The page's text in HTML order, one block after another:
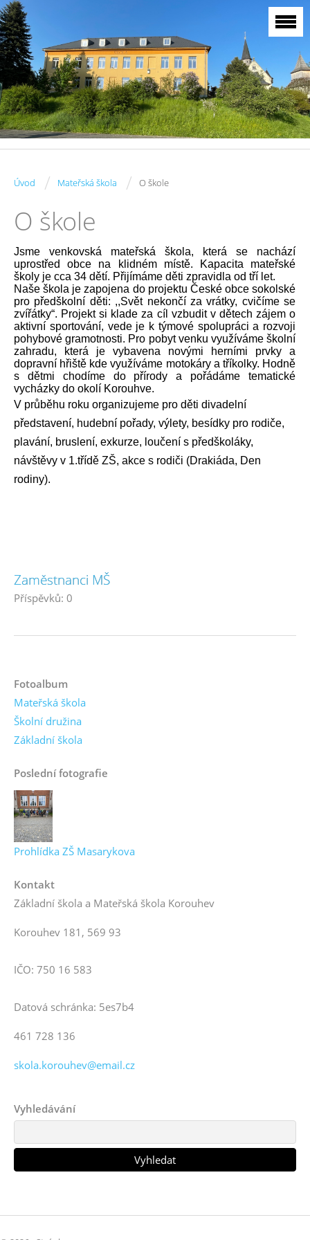
Úvod / Mateřská škola / O škole
O škole
Jsme venkovská mateřská škola, která se nachází
uprostřed obce na klidném místě. Kapacita mateřské
školy je cca 34 dětí. Přijímáme děti zpravidla od tří let.
Naše škola je zapojena do projektu České obce sokolské
pro předškolní děti: ,,Svět nekončí za vrátky, cvičíme se
zvířátky“. Projekt si klade za cíl vzbudit v dětech zájem o
aktivní sportování, vede je k týmové spolupráci a rozvoji
pohybové gramotnosti. Pro pobyt venku využíváme školní
zahradu, která je vybavena novými herními prvky a
dopravní hřiště kde využíváme motokáry a tříkolky. Hodně
s dětmi chodíme do přírody a pořádáme tematické
vycházky do okolí Korouhve.
V průběhu roku organizujeme pro děti divadelní
představení, hudební pořady, výlety, besídky pro rodiče,
plavání, bruslení, exkurze, loučení s předškoláky,
návštěvy v 1.třídě ZŠ, akce s rodiči (Drakiáda, Den
rodiny).
Zaměstnanci MŠ
Příspěvků: 0
Fotoalbum
Mateřská škola
Školní družina
Základní škola
Poslední fotografie
Prohlídka ZŠ Masarykova
Kontakt
Základní škola a Mateřská škola Korouhev
Korouhev 181, 569 93
IČO: 750 16 583
Datová schránka: 5es7b4
461 728 136
skola.korouhev@email.cz
Vyhledávání